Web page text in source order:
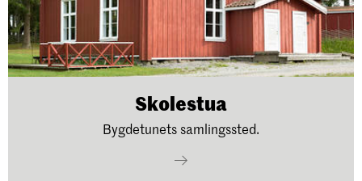
Skolestua
Bygdetunets samlingssted.